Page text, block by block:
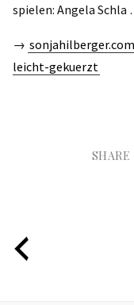
spielen: Angela Schla
→
leicht-gekuerzt
SHARE